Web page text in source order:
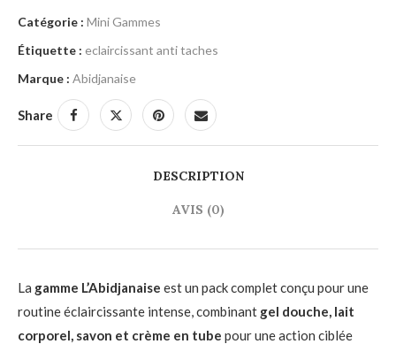
Catégorie : Mini Gammes
Étiquette : eclaircissant anti taches
Marque : Abidjanaise
Share
DESCRIPTION
AVIS (0)
La gamme L’Abidjanaise est un pack complet conçu pour une
routine éclaircissante intense, combinant gel douche, lait
corporel, savon et crème en tube pour une action ciblée